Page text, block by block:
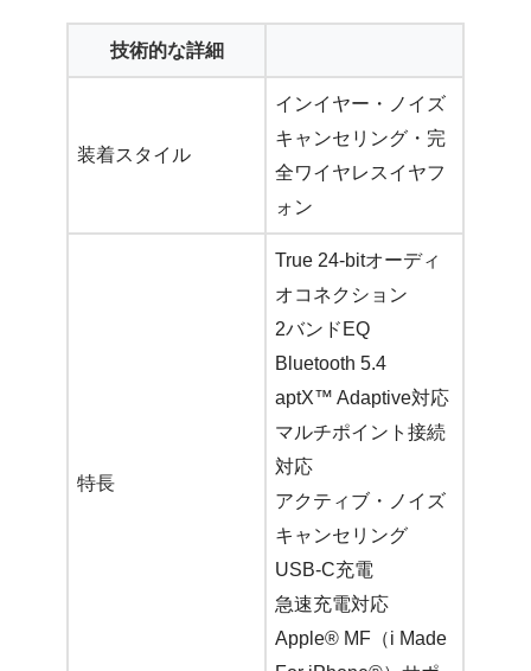
技術的な詳細
装着スタイル
インイヤー・ノイズ
キャンセリング・完
全ワイヤレスイヤフ
ォン
特長
True 24-bitオーディ
オコネクション
2バンドEQ
Bluetooth 5.4
aptX™ Adaptive対応
マルチポイント接続
対応
アクティブ・ノイズ
キャンセリング
USB-C充電
急速充電対応
Apple® MF（i Made